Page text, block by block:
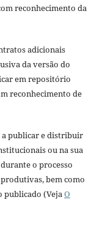
reconhecimento da
adicionais
da versão do
em repositório
reconhecimento de
a publicar e distribuir
ou na sua
o processo
bem como
publicado (VejaO